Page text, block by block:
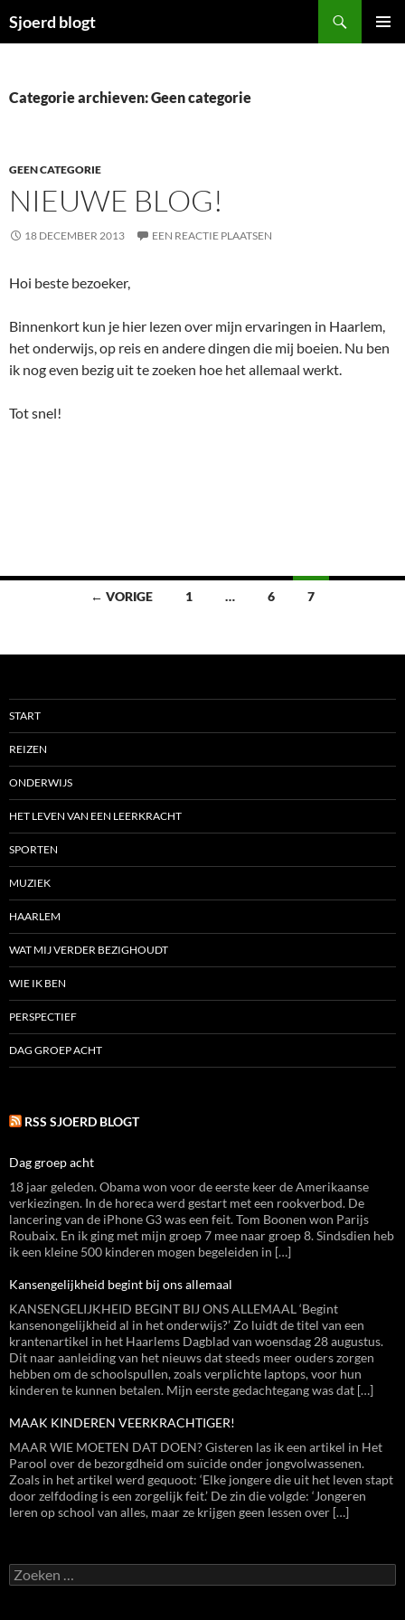
naar
Sjoerd blogt
Categorie archieven: Geen categorie
GEEN CATEGORIE
NIEUWE BLOG!
18 DECEMBER 2013 EEN REACTIE PLAATSEN
Hoi beste bezoeker,
Binnenkort kun je hier lezen over mijn ervaringen in Haarlem,
het onderwijs, op reis en andere dingen die mij boeien. Nu ben
ik nog even bezig uit te zoeken hoe het allemaal werkt.
Tot snel!
Berichten← VORIGE 1 … 6 7
START
REIZEN
ONDERWIJS
HET LEVEN VAN EEN LEERKRACHT
SPORTEN
MUZIEK
HAARLEM
WAT MIJ VERDER BEZIGHOUDT
WIE IK BEN
PERSPECTIEF
DAG GROEP ACHT
RSS SJOERD BLOGT
Dag groep acht
18 jaar geleden. Obama won voor de eerste keer de Amerikaanse
verkiezingen. In de horeca werd gestart met een rookverbod. De
lancering van de iPhone G3 was een feit. Tom Boonen won Parijs
Roubaix. En ik ging met mijn groep 7 mee naar groep 8. Sindsdien heb
ik een kleine 500 kinderen mogen begeleiden in […]
Kansengelijkheid begint bij ons allemaal
KANSENGELIJKHEID BEGINT BIJ ONS ALLEMAAL ‘Begint
kansenongelijkheid al in het onderwijs?’ Zo luidt de titel van een
krantenartikel in het Haarlems Dagblad van woensdag 28 augustus.
Dit naar aanleiding van het nieuws dat steeds meer ouders zorgen
hebben om de schoolspullen, zoals verplichte laptops, voor hun
kinderen te kunnen betalen. Mijn eerste gedachtegang was dat […]
MAAK KINDEREN VEERKRACHTIGER!
MAAR WIE MOETEN DAT DOEN? Gisteren las ik een artikel in Het
Parool over de bezorgdheid om suïcide onder jongvolwassenen.
Zoals in het artikel werd gequoot: ‘Elke jongere die uit het leven stapt
door zelfdoding is een zorgelijk feit.’ De zin die volgde: ‘Jongeren
leren op school van alles, maar ze krijgen geen lessen over […]
Zoeken
naar: